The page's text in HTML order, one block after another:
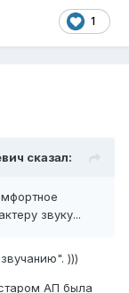
1
сказал:
звуку...
)))
АП была